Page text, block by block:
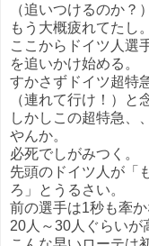
（追いつけるのか？
もう大概疲れてたし。
ここからドイツ人選
を追いかけ始める。
すかさずドイツ超特
（連れて行け！）と
しかしこの超特急、
やんか。
必死でしがみつく。
先頭のドイツ人が「
ろ」とうるさい。
前の選手は1秒も牽か
20人～30人ぐらいが